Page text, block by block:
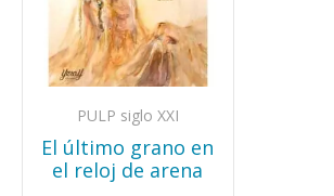
PULP siglo XXI
El último grano en
el reloj de arena